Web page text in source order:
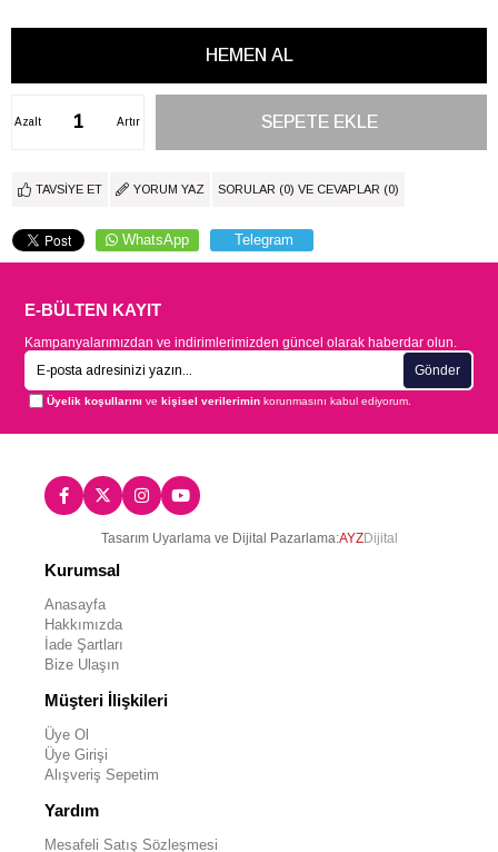
Artır
Azalt
TAVSIYE ET YORUM YAZ SORULAR (0) VE CEVAPLAR (0)
WhatsApp Telegram
E-BÜLTEN KAYIT
Kampanyalarımızdan ve indirimlerimizden güncel olarak haberdar olun.
Gönder
Üyelik koşullarını vekişisel verilerimin korunmasını kabul ediyorum.
Tasarım Uyarlama ve Dijital Pazarlama:AYZDijital
Kurumsal
Anasayfa
Hakkımızda
İade Şartları
Bize Ulaşın
Müşteri İlişkileri
Üye Ol
Üye Girişi
Alışveriş Sepetim
Yardım
Mesafeli Satış Sözleşmesi